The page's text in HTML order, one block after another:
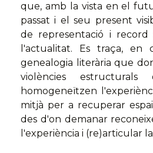
que, amb la vista en el
passat i el seu present
de representació i
l'actualitat. Es traça, en
genealogia literària que
violències
homogeneïtzen
mitjà per a recuperar
des d'on demanar
l'experiència i (re)articular